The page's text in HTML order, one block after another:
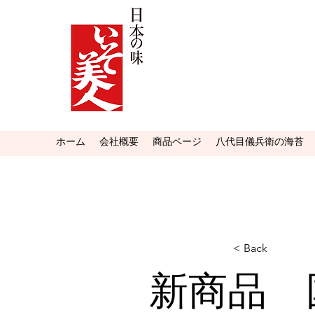
ホーム 会社概要 商品ページ 八代目儀兵衛の海苔
< Back
新商品